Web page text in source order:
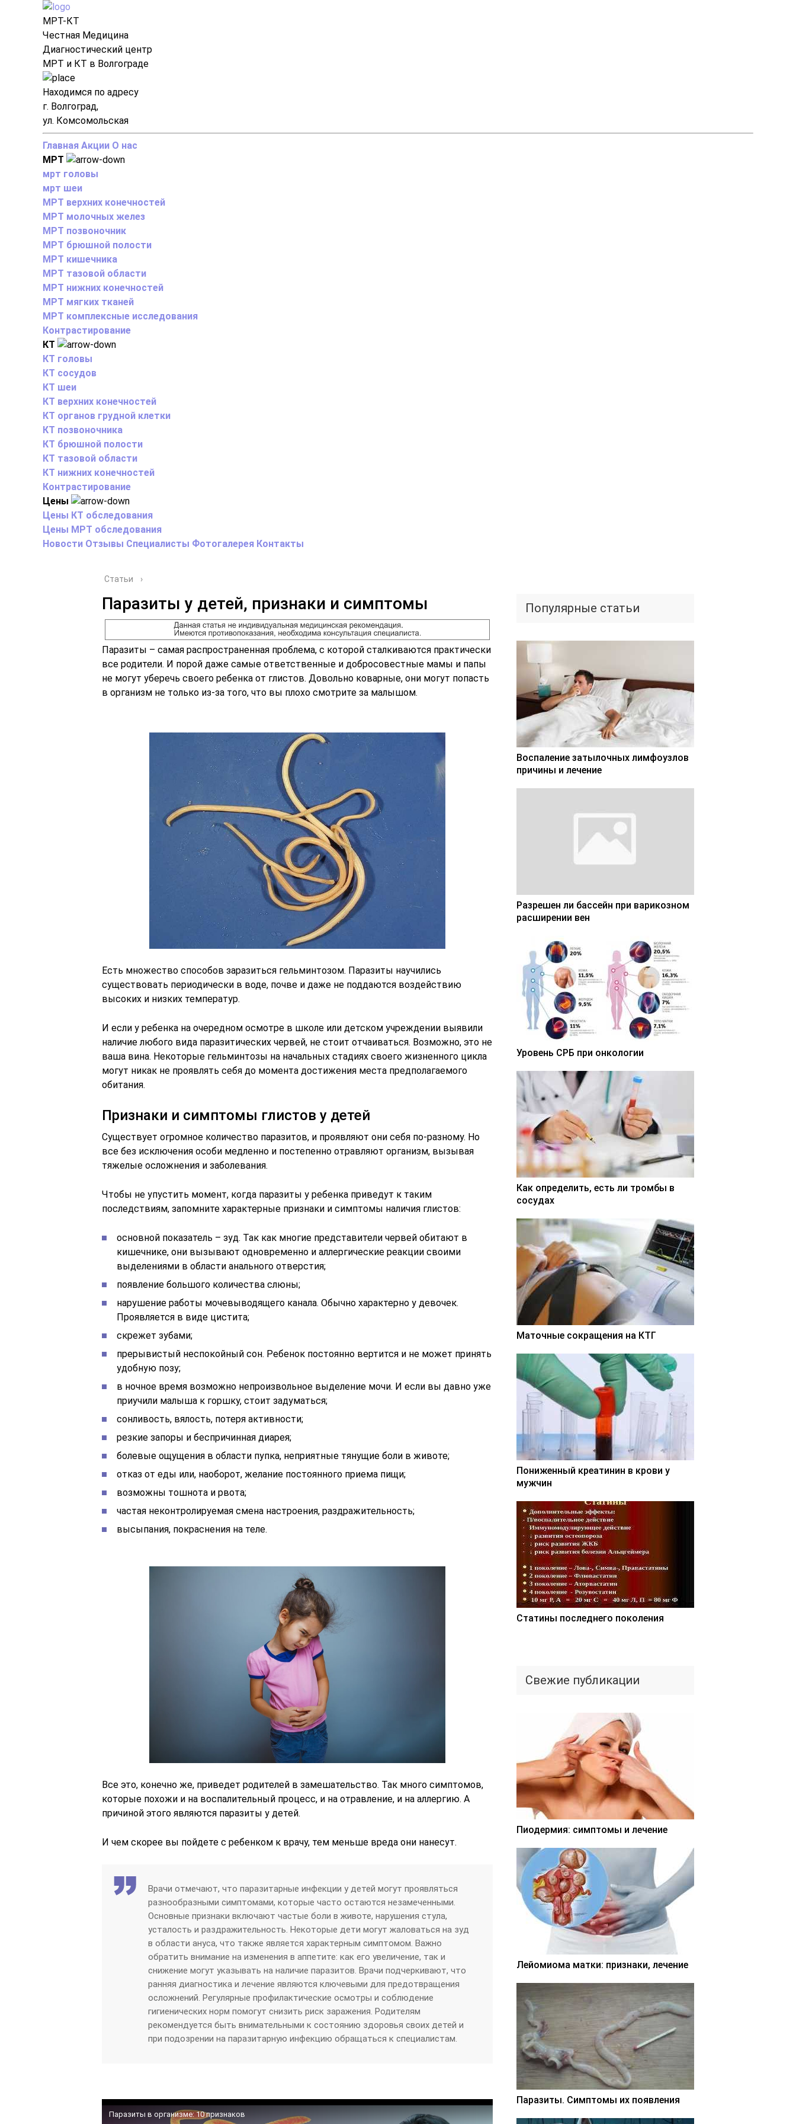
МРТ-КТ
Честная Медицина
Диагностический центр
МРТ и КТ в Волгограде
Находимся по адресу
г. Волгоград,
ул. Комсомольская
Главная Акции О нас
МРТ
мрт головы
мрт шеи
МРТ верхних конечностей
МРТ молочных желез
МРТ позвоночник
МРТ брюшной полости
МРТ кишечника
МРТ тазовой области
МРТ нижних конечностей
МРТ мягких тканей
МРТ комплексные исследования
Контрастирование
КТ
КТ головы
КТ сосудов
КТ шеи
КТ верхних конечностей
КТ органов грудной клетки
КТ позвоночника
КТ брюшной полости
КТ тазовой области
КТ нижних конечностей
Контрастирование
Цены
Цены КТ обследования
Цены МРТ обследования
Новости Отзывы Специалисты Фотогалерея Контакты
Статьи ›
Паразиты у детей, признаки и симптомы
Паразиты – самая распространенная проблема, с которой сталкиваются практически
все родители. И порой даже самые ответственные и добросовестные мамы и папы
не могут уберечь своего ребенка от глистов. Довольно коварные, они могут попасть
в организм не только из-за того, что вы плохо смотрите за малышом.
Есть множество способов заразиться гельминтозом. Паразиты научились
существовать периодически в воде, почве и даже не поддаются воздействию
высоких и низких температур.
И если у ребенка на очередном осмотре в школе или детском учреждении выявили
наличие любого вида паразитических червей, не стоит отчаиваться. Возможно, это не
ваша вина. Некоторые гельминтозы на начальных стадиях своего жизненного цикла
могут никак не проявлять себя до момента достижения места предполагаемого
обитания.
Признаки и симптомы глистов у детей
Существует огромное количество паразитов, и проявляют они себя по-разному. Но
все без исключения особи медленно и постепенно отравляют организм, вызывая
тяжелые осложнения и заболевания.
Чтобы не упустить момент, когда паразиты у ребенка приведут к таким
последствиям, запомните характерные признаки и симптомы наличия глистов:
основной показатель – зуд. Так как многие представители червей обитают в
кишечнике, они вызывают одновременно и аллергические реакции своими
выделениями в области анального отверстия;
появление большого количества слюны;
нарушение работы мочевыводящего канала. Обычно характерно у девочек.
Проявляется в виде цистита;
скрежет зубами;
прерывистый неспокойный сон. Ребенок постоянно вертится и не может принять
удобную позу;
в ночное время возможно непроизвольное выделение мочи. И если вы давно уже
приучили малыша к горшку, стоит задуматься;
сонливость, вялость, потеря активности;
резкие запоры и беспричинная диарея;
болевые ощущения в области пупка, неприятные тянущие боли в животе;
отказ от еды или, наоборот, желание постоянного приема пищи;
возможны тошнота и рвота;
частая неконтролируемая смена настроения, раздражительность;
высыпания, покраснения на теле.
Все это, конечно же, приведет родителей в замешательство. Так много симптомов,
которые похожи и на воспалительный процесс, и на отравление, и на аллергию. А
причиной этого являются паразиты у детей.
И чем скорее вы пойдете с ребенком к врачу, тем меньше вреда они нанесут.
Врачи отмечают, что паразитарные инфекции у детей могут проявляться
разнообразными симптомами, которые часто остаются незамеченными.
Основные признаки включают частые боли в животе, нарушения стула,
усталость и раздражительность. Некоторые дети могут жаловаться на зуд
в области ануса, что также является характерным симптомом. Важно
обратить внимание на изменения в аппетите: как его увеличение, так и
снижение могут указывать на наличие паразитов. Врачи подчеркивают, что
ранняя диагностика и лечение являются ключевыми для предотвращения
осложнений. Регулярные профилактические осмотры и соблюдение
гигиенических норм помогут снизить риск заражения. Родителям
рекомендуется быть внимательными к состоянию здоровья своих детей и
при подозрении на паразитарную инфекцию обращаться к специалистам.
Паразиты в организме: 10 признаков
Популярные статьи
Воспаление затылочных лимфоузлов
причины и лечение
Разрешен ли бассейн при варикозном
расширении вен
Уровень СРБ при онкологии
Как определить, есть ли тромбы в
сосудах
Маточные сокращения на КТГ
Пониженный креатинин в крови у
мужчин
Статины последнего поколения
Свежие публикации
Пиодермия: симптомы и лечение
Лейомиома матки: признаки, лечение
Паразиты. Симптомы их появления